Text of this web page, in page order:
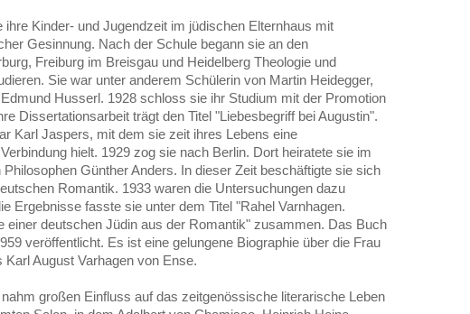
ihre Kinder- und Jugendzeit im jüdischen Elternhaus mit
Gesinnung. Nach der Schule begann sie an den
Freiburg im Breisgau und Heidelberg Theologie und
Sie war unter anderem Schülerin von Martin Heidegger,
Husserl. 1928 schloss sie ihr Studium mit der Promotion
Dissertationsarbeit trägt den Titel "Liebesbegriff bei Augustin".
Karl Jaspers, mit dem sie zeit ihres Lebens eine
hielt. 1929 zog sie nach Berlin. Dort heiratete sie im
Philosophen Günther Anders. In dieser Zeit beschäftigte sie sich
Romantik. 1933 waren die Untersuchungen dazu
Ergebnisse fasste sie unter dem Titel "Rahel Varnhagen.
einer deutschen Jüdin aus der Romantik" zusammen. Das Buch
veröffentlicht. Es ist eine gelungene Biographie über die Frau
Karl August Varhagen von Ense.
großen Einfluss auf das zeitgenössische literarische Leben